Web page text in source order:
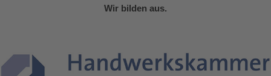
Wir bilden aus.